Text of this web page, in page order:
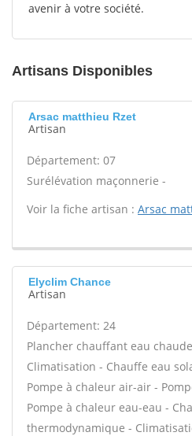
avenir à votre société.
Artisans Disponibles
Arsac matthieu Rzet
Artisan
Département: 07
Surélévation maçonnerie -
Voir la fiche artisan : Arsac
Elyclim Chance
Artisan
Département: 24
Plancher chauffant eau
Climatisation - Chauffe eau
Pompe à chaleur air-air -
Pompe à chaleur eau-eau -
thermodynamique -